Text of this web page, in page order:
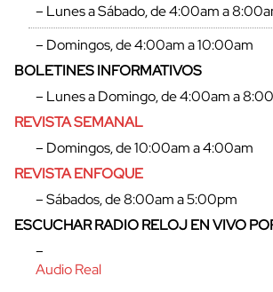
– Lunes a Sábado, de 4:00am a
– Domingos, de 4:00am a 10:00am
BOLETINES INFORMATIVOS
– Lunes a Domingo, de 4:00am a
REVISTA SEMANAL
– Domingos, de 10:00am a 4:00am
REVISTA ENFOQUE
– Sábados, de 8:00am a 5:00pm
ESCUCHAR RADIO RELOJ EN VIVO
–
Audio Real